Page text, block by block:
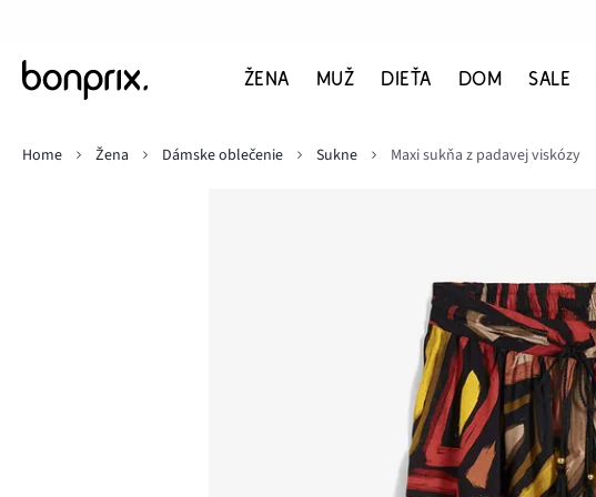
ŽENA MUŽ DIEŤA DOM SALE
Home
Žena Dámske oblečenie Sukne Maxi sukňa z padavej viskózy